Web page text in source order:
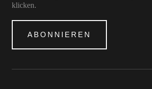
klicken.
ABONNIEREN